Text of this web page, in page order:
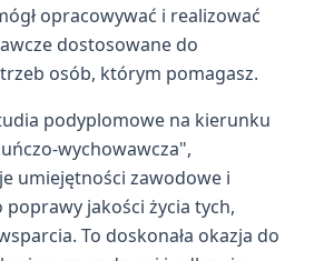
opracowywać i realizować
dostosowane do
osób, którym pomagasz.
podyplomowe na kierunku
wychowawcza",
umiejętności zawodowe i
poprawy jakości życia tych,
To doskonała okazja do